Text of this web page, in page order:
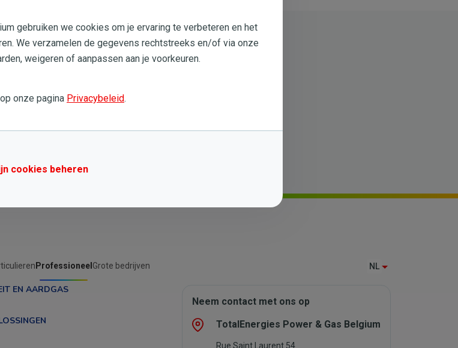
hulp nodig?
een nieuwe zoekopdracht
Professioneel Grote bedrijven NL
EN AARDGAS
Neem contact met ons op
TotalEnergies Power & Gas Belgium
Rue Saint Laurent 54
gebruiken we cookies om je ervaring te verbeteren en het
We verzamelen de gegevens rechtstreeks en/of via onze
weigeren of aanpassen aan je voorkeuren.
onze pagina Privacybeleid.
cookies beheren